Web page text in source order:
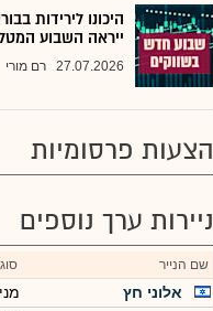
היכונו לירידות
ייראה השבוע
27.07.2026 רם מורי
הצעות פרסומיות
ניירות ערך נוספים
שם הנייר סוג
אלוני חץ